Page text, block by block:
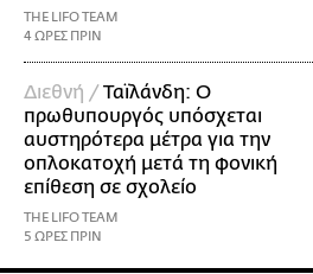
THE LIFO TEAM
4 ΩΡΕΣ ΠΡΙΝ
Διεθνή /Ταϊλάνδη: Ο
πρωθυπουργός υπόσχεται
αυστηρότερα μέτρα για την
οπλοκατοχή μετά τη φονική
επίθεση σε σχολείο
THE LIFO TEAM
5 ΩΡΕΣ ΠΡΙΝ